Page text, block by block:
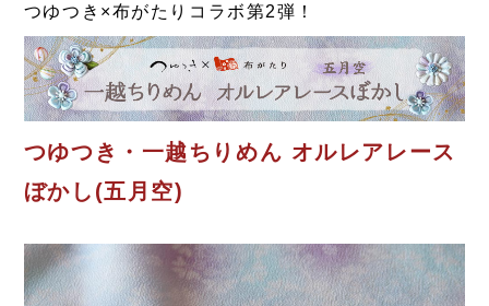
つゆつき×布がたりコラボ第2弾！
つゆつき・一越ちりめん オルレアレース
ぼかし(五月空)